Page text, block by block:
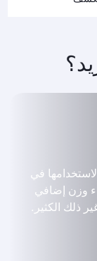
في
وزن إضافي
ذلك الكثير.